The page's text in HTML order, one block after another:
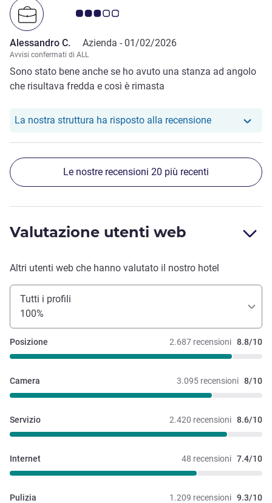
Giudizio clienti 3.0/5
Alessandro C. Azienda - 01/02/2026
Avvisi confermati di ALL
Sono stato bene anche se ho avuto una stanza ad angolo
che risultava fredda e così è rimasta
La nostra struttura ha risposto alla recensioneIl nostro hotel
Le nostre recensioni 20 più recenti
Valutazione utenti web
Altri utenti web che hanno valutato il nostro hotel
Tutti i profili
100%
2.687 recensioni 8.8/10
Posizione
3.095 recensioni 8/10
Camera
2.420 recensioni 8.6/10
Servizio
48 recensioni 7.4/10
Internet
1.209 recensioni 9.3/10
Pulizia